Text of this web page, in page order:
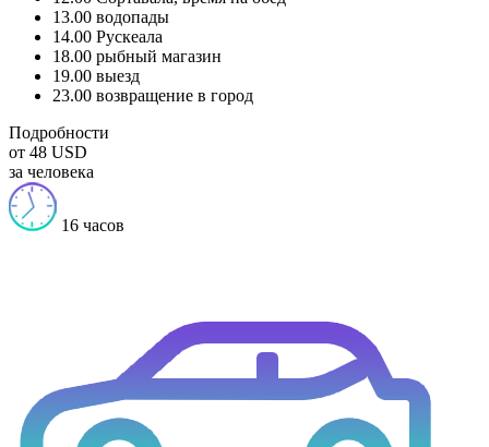
13.00 водопады
14.00 Рускеала
18.00 рыбный магазин
19.00 выезд
23.00 возвращение в город
Подробности
от 48 USD
за человека
16 часов